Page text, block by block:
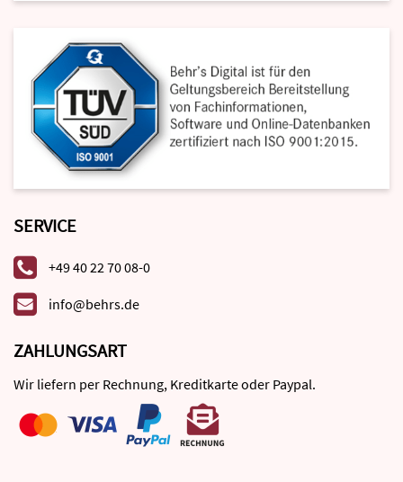
SERVICE
+49 40 22 70 08-0
info@behrs.de
ZAHLUNGSART
Wir liefern per Rechnung, Kreditkarte oder Paypal.